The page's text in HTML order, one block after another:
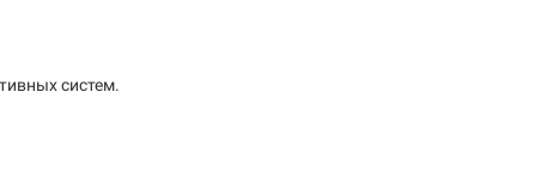
систем.